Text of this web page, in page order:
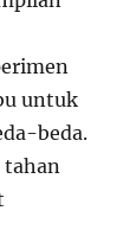
untuk
beda.
tahan